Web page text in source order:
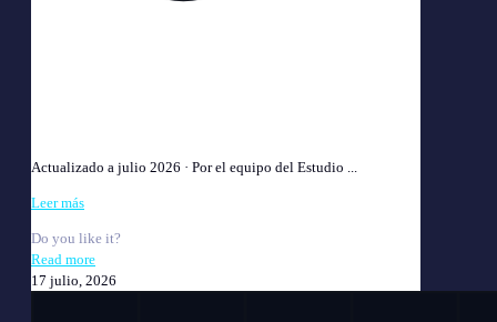
Actualizado a julio 2026 · Por el equipo del Estudio ...
Leer más
Do you like it?
Read more
17 julio, 2026